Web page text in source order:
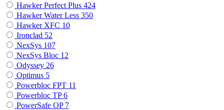
Hawker Perfect Plus 424
Hawker Water Less 350
Hawker XFC 10
Ironclad 52
NexSys 107
NexSys Bloc 12
Odyssey 26
Optimus 5
Powerbloc FPT 11
Powerbloc TP6
PowerSafe OP 7